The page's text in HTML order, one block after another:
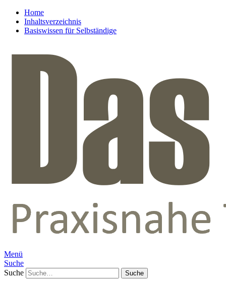
Home
Inhaltsverzeichnis
Basiswissen für Selbständige
Menü
Suche
Suche